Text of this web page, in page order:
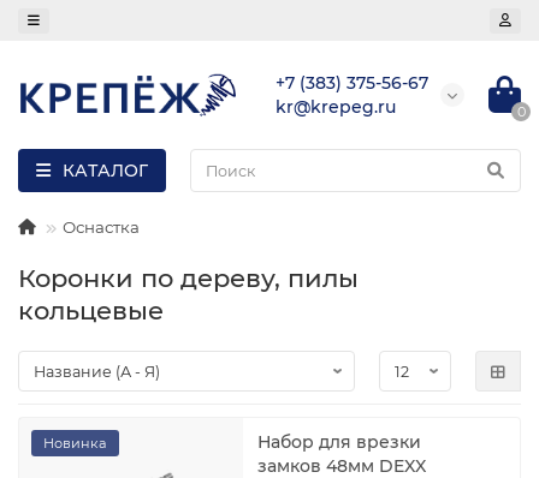
+7 (383) 375-56-67
kr@krepeg.ru
0
КАТАЛОГ
Оснастка
Коронки по дереву, пилы
кольцевые
Новинка
Набор для врезки
замков 48мм DEXX